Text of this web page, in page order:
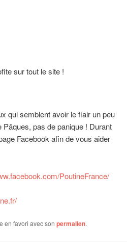
sur tout le site !
qui semblent avoir le flair un peu
pas de panique ! Durant
Facebook afin de vous aider
PoutineFrance/
en favori avec son permalien.